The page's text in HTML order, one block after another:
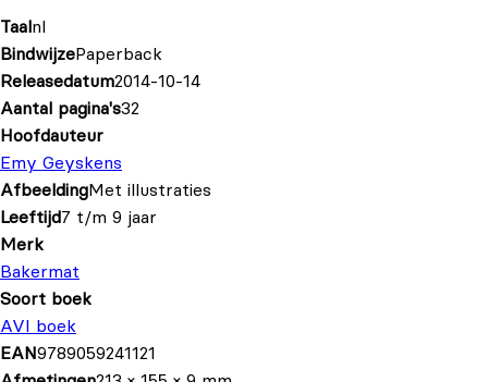
Taalnl
BindwijzePaperback
Releasedatum2014-10-14
Aantal pagina's32
Hoofdauteur
Emy Geyskens
AfbeeldingMet illustraties
Leeftijd7 t/m 9 jaar
Merk
Bakermat
Soort boek
AVI boek
EAN9789059241121